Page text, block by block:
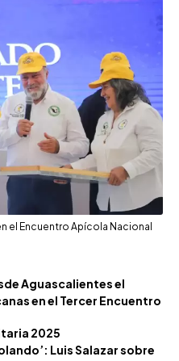
el Encuentro Apícola Nacional
Aguascalientes el
en el Tercer Encuentro
2025
Luis Salazar sobre